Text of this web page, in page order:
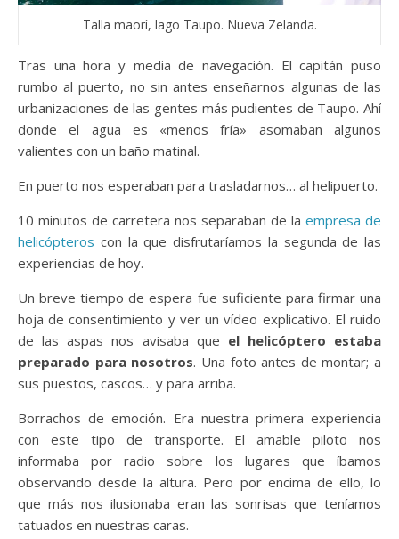
Talla maorí, lago Taupo. Nueva Zelanda.
Tras una hora y media de navegación. El capitán puso
rumbo al puerto, no sin antes enseñarnos algunas de las
urbanizaciones de las gentes más pudientes de Taupo. Ahí
donde el agua es «menos fría» asomaban algunos
valientes con un baño matinal.
En puerto nos esperaban para trasladarnos… al helipuerto.
10 minutos de carretera nos separaban de la empresa de
helicópteros con la que disfrutaríamos la segunda de las
experiencias de hoy.
Un breve tiempo de espera fue suficiente para firmar una
hoja de consentimiento y ver un vídeo explicativo. El ruido
de las aspas nos avisaba que el helicóptero estaba
preparado para nosotros. Una foto antes de montar; a
sus puestos, cascos… y para arriba.
Borrachos de emoción. Era nuestra primera experiencia
con este tipo de transporte. El amable piloto nos
informaba por radio sobre los lugares que íbamos
observando desde la altura. Pero por encima de ello, lo
que más nos ilusionaba eran las sonrisas que teníamos
tatuados en nuestras caras.